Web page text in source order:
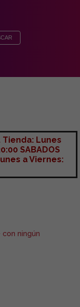
Tienda: Lunes
SABADOS
a Viernes:
con ningún